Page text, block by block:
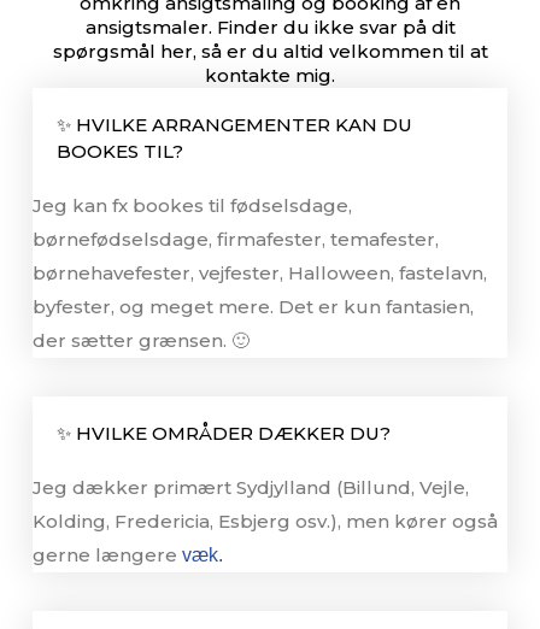
ansigtsmaler. Finder du ikke svar på dit
spørgsmål her, så er du altid velkommen til at
kontakte mig.
✨ HVILKE ARRANGEMENTER KAN DU
BOOKES TIL?
Jeg kan fx bookes til fødselsdage,
børnefødselsdage, firmafester, temafester,
børnehavefester, vejfester, Halloween, fastelavn,
byfester, og meget mere. Det er kun fantasien,
der sætter grænsen. 🙂
✨ HVILKE OMRÅDER DÆKKER DU?
Jeg dækker primært Sydjylland (Billund, Vejle,
Kolding, Fredericia, Esbjerg osv.), men kører også
gerne længerevæk.